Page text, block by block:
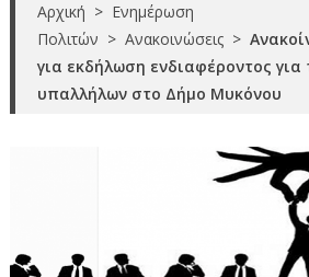
Αρχική > Ενημέρωση
Πολιτών > Ανακοινώσεις >
για εκδήλωση ενδιαφέροντος για
υπαλλήλων στο Δήμο Μυκόνου